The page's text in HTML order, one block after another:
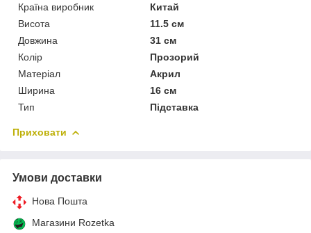
Країна виробник
Китай
Висота
11.5 см
Довжина
31 см
Колір
Прозорий
Матеріал
Акрил
Ширина
16 см
Тип
Підставка
Приховати
Умови доставки
Нова Пошта
Магазини Rozetka